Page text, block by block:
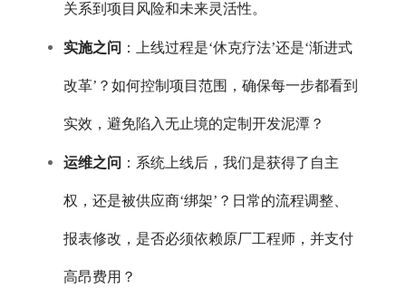
关系到项目风险和未来灵活性。
实施之问 ：上线过程是‘休克疗法’还是‘渐进式
改革’？如何控制项目范围，确保每一步都看到
实效，避免陷入无止境的定制开发泥潭？
运维之问 ：系统上线后，我们是获得了自主
权，还是被供应商‘绑架’？日常的流程调整、
报表修改，是否必须依赖原厂工程师，并支付
高昂费用？